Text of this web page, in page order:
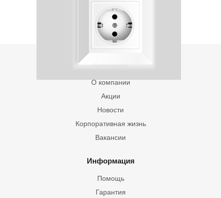
Компания
О компании
Акции
Новости
Корпоративная жизнь
Вакансии
Информация
Помощь
Гарантия